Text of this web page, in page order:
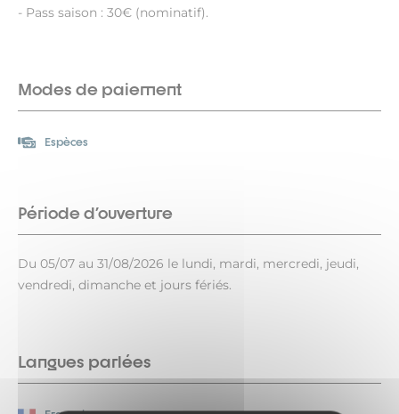
- Pass saison : 30€ (nominatif).
Modes de paiement
Espèces
Période d'ouverture
Du 05/07 au 31/08/2026 le lundi, mardi, mercredi, jeudi,
vendredi, dimanche et jours fériés.
Langues parlées